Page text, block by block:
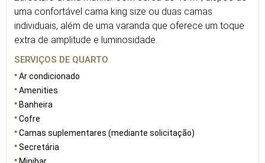
uma confortável cama king size ou duas camas
individuais, além de uma varanda que oferece um toque
extra de amplitude e luminosidade.
SERVIÇOS DE QUARTO
Ar condicionado
Amenities
Banheira
Cofre
Camas suplementares (mediante solicitação)
Secretária